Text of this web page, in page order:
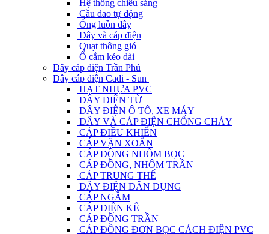
Hệ thống chiếu sáng
Cầu dao tự động
Ống luồn dây
Dây và cáp điện
Quạt thông gió
Ổ cắm kéo dài
Dây cáp điện Trần Phú
Dây cáp điện Cadi - Sun
HẠT NHỰA PVC
DÂY ĐIỆN TỪ
DÂY ĐIỆN Ô TÔ, XE MÁY
DÂY VÀ CÁP ĐIỆN CHỐNG CHÁY
CÁP ĐIỀU KHIỂN
CÁP VẶN XOẮN
CÁP ĐỒNG NHÔM BỌC
CÁP ĐỒNG, NHÔM TRẦN
CÁP TRUNG THẾ
DÂY ĐIỆN DÂN DỤNG
CÁP NGẦM
CÁP ĐIỆN KẾ
CÁP ĐỒNG TRẦN
CÁP ĐỒNG ĐƠN BỌC CÁCH ĐIỆN PVC